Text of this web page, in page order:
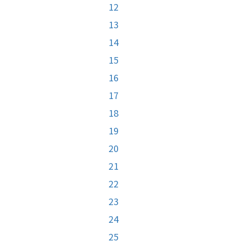
12
13
14
15
16
17
18
19
20
21
22
23
24
25